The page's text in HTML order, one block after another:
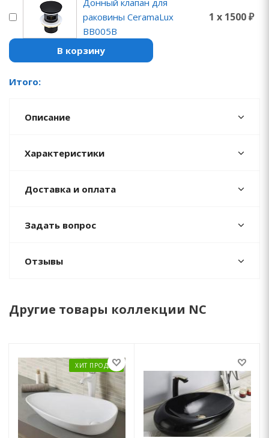
Донный клапан для
раковины CeramaLux
BB005B
1 x 1500 ₽
В корзину
Итого:
Описание
Характеристики
Доставка и оплата
Задать вопрос
Отзывы
Другие товары коллекции NC
ХИТ ПРОДАЖ